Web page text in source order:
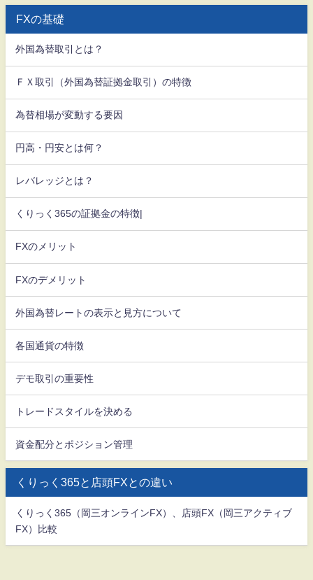
FXの基礎
外国為替取引とは？
ＦＸ取引（外国為替証拠金取引）の特徴
為替相場が変動する要因
円高・円安とは何？
レバレッジとは？
くりっく365の証拠金の特徴|
FXのメリット
FXのデメリット
外国為替レートの表示と見方について
各国通貨の特徴
デモ取引の重要性
トレードスタイルを決める
資金配分とポジション管理
くりっく365と店頭FXとの違い
くりっく365（岡三オンラインFX）、店頭FX（岡三アクティブ
FX）比較